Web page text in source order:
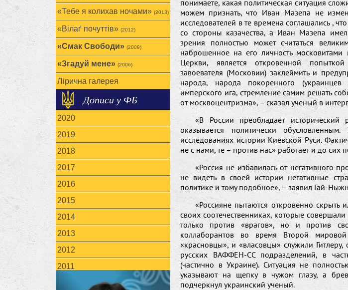
«Тебе я колихав ночами» (2013)
«Вілаґ почуттів» (2012)
«Смак Свободи» (2009)
«Згадуй мене» (2006)
Лірична галерея
Дописи у ФБ
2020
2019
2018
2017
2016
2015
2014
2013
2012
2011
понимаете, какая политическая ситуация
можем признать, что Иван Мазепа не
исследователей в те времена соглашались ,
со стороны казачества, а Иван Мазепа
зрения полностью может считаться
наброшенное на его личность
Церкви, является откровенной попыткой
завоевателя (Московии) заклеймить и
народа, народа покоренного
имперского ига, стремление самим решать
от москвоцентризма», – сказал ученый в
«В России преобладает исторический
оказывается политически
исследованиях истории Киевской Руси.
не с нами, те – против нас» работает и до сих
«Россия не избавилась от негативного
не видеть в своей истории негативные
политике и тому подобное», – заявил Гай-
«Россияне пытаются откровенно скрыть
своих соотечественниках, которые
только против «врагов», но и против
коллаборантов во время Второй
«красновцы», и «власовцы» служили
русских ВАФФЕН-СС подразделений, в
(частично в Украине). Ситуация не
указывают на щепку в чужом глазу, а
подчеркнул украинский ученый.